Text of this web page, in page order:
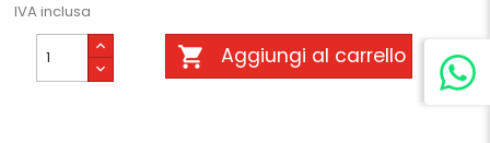
IVA inclusa
 Aggiungi al carrello